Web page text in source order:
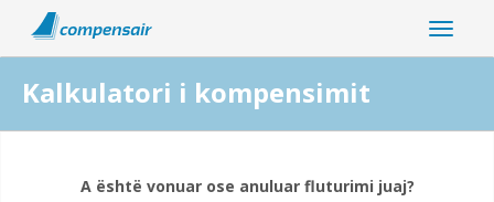
Kalkulatori i kompensimit
koronavirusit?
A është vonuar ose anuluar fluturimi juaj?